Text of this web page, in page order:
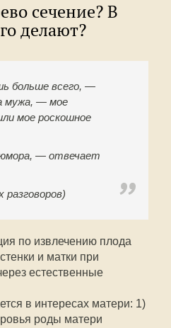
сечение? В
делают?
больше всего, —
мужа, — мое
мое роскошное
— отвечает
разговоров)
по извлечению плода
и матки при
естественные
в интересах матери: 1)
роды матери